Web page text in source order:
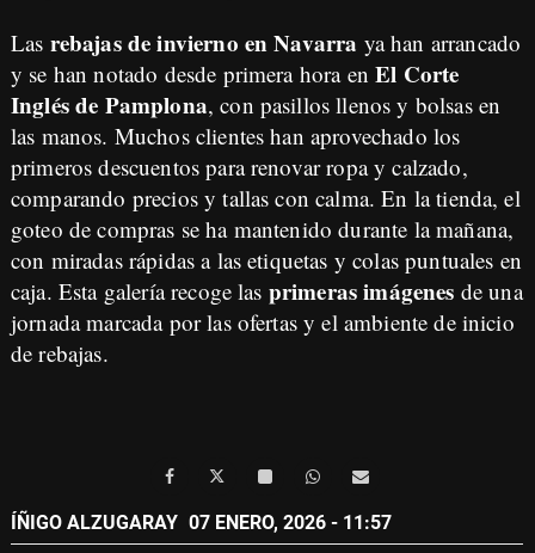
Las rebajas de invierno en Navarra ya han arrancado
y se han notado desde primera hora enEl Corte
Inglés de Pamplona, con pasillos llenos y bolsas en
las manos. Muchos clientes han aprovechado los
primeros descuentos para renovar ropa y calzado,
comparando precios y tallas con calma. En la tienda, el
goteo de compras se ha mantenido durante la mañana,
con miradas rápidas a las etiquetas y colas puntuales en
caja. Esta galería recoge las primeras imágenes de una
jornada marcada por las ofertas y el ambiente de inicio
de rebajas.
ÍÑIGO ALZUGARAY 07 ENERO, 2026 - 11:57